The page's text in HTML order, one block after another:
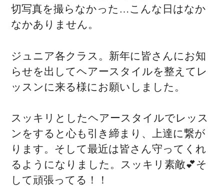
切写真を撮らなかった…こんな日はなか
なかありません。
ジュニア各クラス。新年に皆さんにお知
らせを出してヘアースタイルを整えてレ
ッスンに来る様にお願いしました。
スッキリとしたヘアースタイルでレッス
ンをすると心も引き締まり、上達に繋が
ります。そして最近は皆さん守ってくれ
るようになりました。スッキリ素敵💕そ
して頑張ってる！！